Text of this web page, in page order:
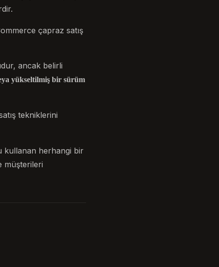
çapraz satış
ancak belirli
yükseltilmiş bir sürüm
tekniklerini
kullanan herhangi bir
müşterileri